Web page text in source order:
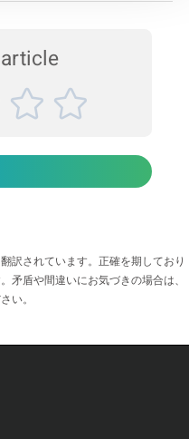
ザー回折
訳されています。正確を期しており
矛盾や間違いにお気づきの場合は、
い。